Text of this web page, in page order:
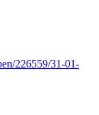
226559/31-01-